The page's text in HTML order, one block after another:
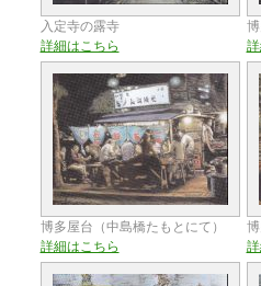
入定寺の露寺
詳細はこちら
博多屋台（中島橋たもとにて）
詳細はこちら